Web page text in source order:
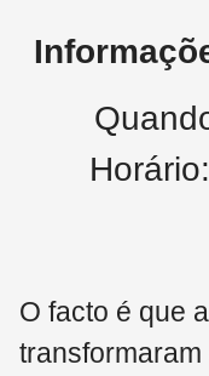
O facto é que